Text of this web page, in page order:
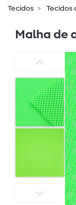
Tecidos Tecidos
Malha de